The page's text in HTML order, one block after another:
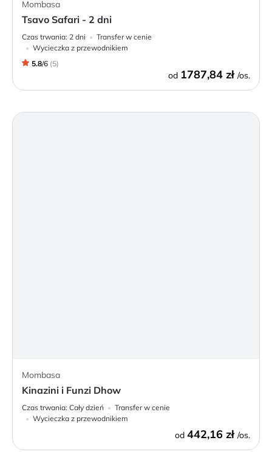
Mombasa
Tsavo Safari - 2 dni
Czas trwania: 2 dni
Transfer w cenie
Wycieczka z przewodnikiem
5.8/6 (5)
od 1787,84 zł /os.
Mombasa
Kinazini i Funzi Dhow
Czas trwania: Cały dzień
Transfer w cenie
Wycieczka z przewodnikiem
od 442,16 zł /os.